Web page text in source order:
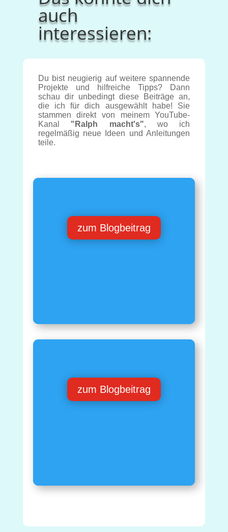
auch
interessieren:
Du bist neugierig auf weitere spannende
Projekte und hilfreiche Tipps? Dann
schau dir unbedingt diese Beiträge an,
die ich für dich ausgewählt habe! Sie
stammen direkt von meinem YouTube-
Kanal "Ralph macht's", wo ich
regelmäßig neue Ideen und Anleitungen
teile.
zum Blogbeitrag
zum Blogbeitrag